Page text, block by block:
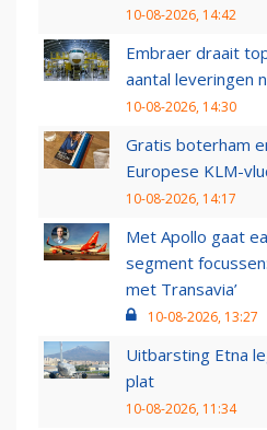
10-08-2026, 14:42
Embraer draait
aantal leveringen
10-08-2026, 14:30
Gratis boterham
Europese KLM-
10-08-2026, 14:17
Met Apollo gaat
segment
met Transavia’
10-08-2026, 13:27
Uitbarsting Etna
plat
10-08-2026, 11:34